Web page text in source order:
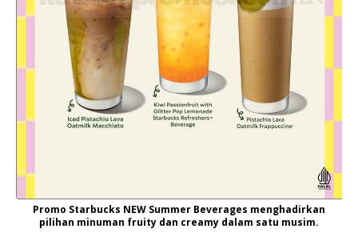
Promo Starbucks NEW Summer Beverages menghadirkan
pilihan minuman fruity dan creamy dalam satu musim.